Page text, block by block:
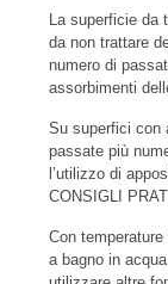
La superficie da
da non trattare
numero di
assorbimenti
Su superfici con
passate più
l’utilizzo di
CONSIGLI
Con
a bagno in